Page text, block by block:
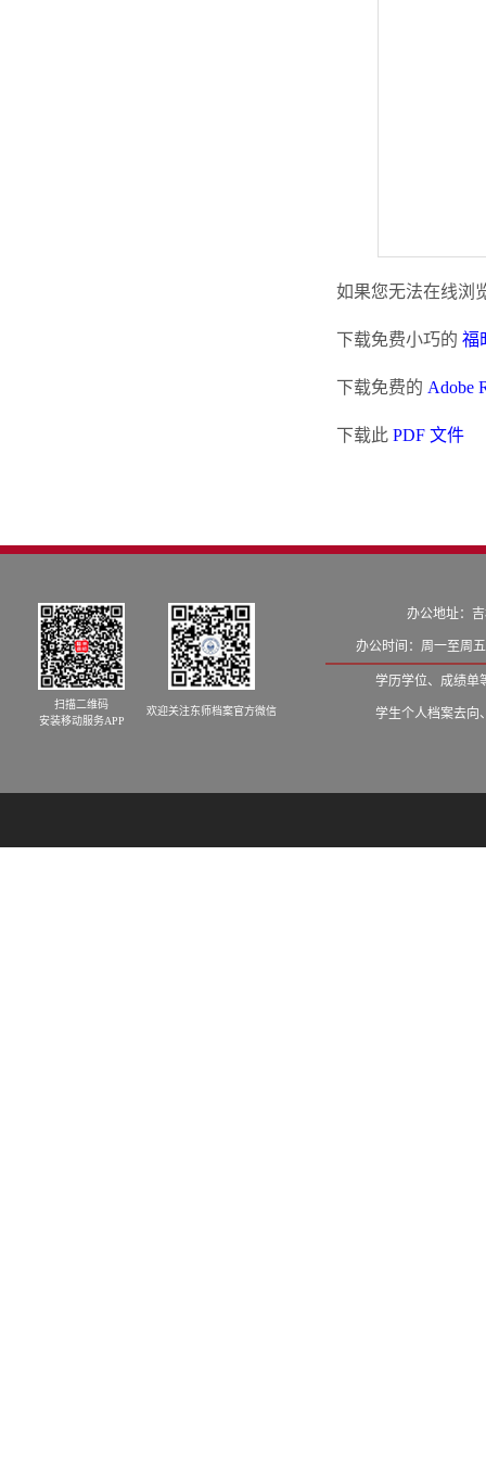
如果您无法在线浏
下载免费小巧的 福
下载免费的 Adobe
下载此 PDF 文件
扫描二维码
安装移动服务APP
欢迎关注东师档案官方微信
办公地址：
办公时间：周一至周
学历学位、成绩单
学生个人档案去向